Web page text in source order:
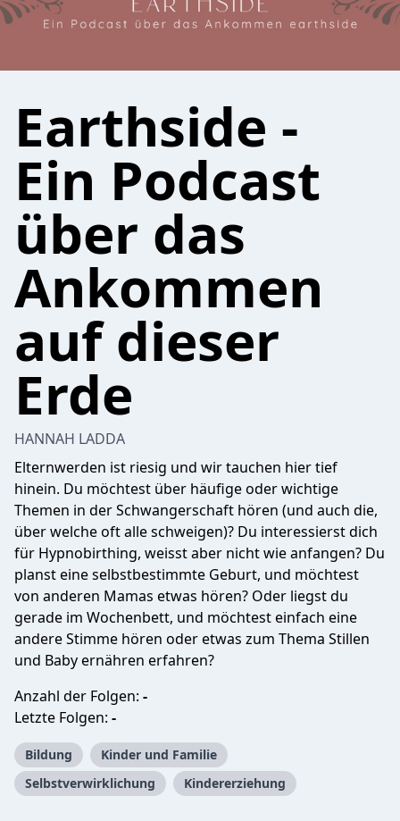
Earthside -
Ein Podcast
über das
Ankommen
auf dieser
Erde
HANNAH LADDA
Elternwerden ist riesig und wir tauchen hier tief
hinein. Du möchtest über häufige oder wichtige
Themen in der Schwangerschaft hören (und auch die,
über welche oft alle schweigen)? Du interessierst dich
für Hypnobirthing, weisst aber nicht wie anfangen? Du
planst eine selbstbestimmte Geburt, und möchtest
von anderen Mamas etwas hören? Oder liegst du
gerade im Wochenbett, und möchtest einfach eine
andere Stimme hören oder etwas zum Thema Stillen
und Baby ernähren erfahren?
Anzahl der Folgen: -
Letzte Folgen: -
Bildung
Kinder und Familie
Selbstverwirklichung
Kindererziehung